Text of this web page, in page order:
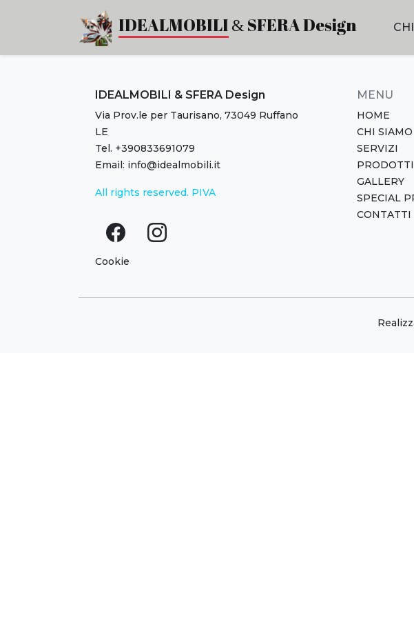
|
IDEALMOBILI
Design
IDEALMOBILI &SFERA Design
IDEALMOBILI & SFERA Design
Via Prov.le per Taurisano, 73049 Ruffano
LE
Tel. +390833691079
Email: info@idealmobili.it
All rights reserved. PIVA
Cookie
MENU
HOME
CHI SIAMO
SERVIZI
PRODOTTI
GALLERY
SPECIAL
CONTATTI